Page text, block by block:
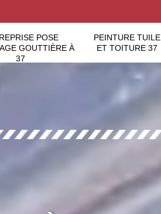
POSE
GOUTTIÈRE À
37
PEINTURE TUILE
ET TOITURE 37